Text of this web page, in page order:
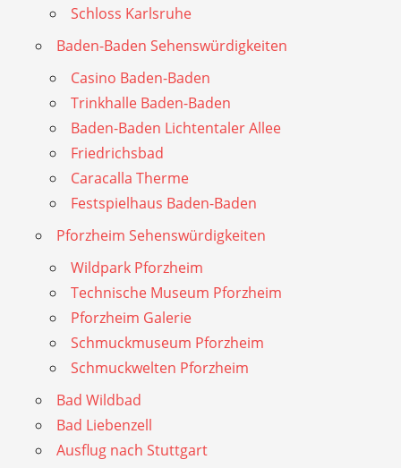
Schloss Karlsruhe
Baden-Baden Sehenswürdigkeiten
Casino Baden-Baden
Trinkhalle Baden-Baden
Baden-Baden Lichtentaler Allee
Friedrichsbad
Caracalla Therme
Festspielhaus Baden-Baden
Pforzheim Sehenswürdigkeiten
Wildpark Pforzheim
Technische Museum Pforzheim
Pforzheim Galerie
Schmuckmuseum Pforzheim
Schmuckwelten Pforzheim
Bad Wildbad
Bad Liebenzell
Ausflug nach Stuttgart